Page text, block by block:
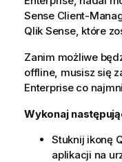
Sense Client-
Qlik Sense, które
Zanim możliwe
offline, musisz się
Enterpriseco
Wykonaj
Stuknij ikonę
aplikacji na